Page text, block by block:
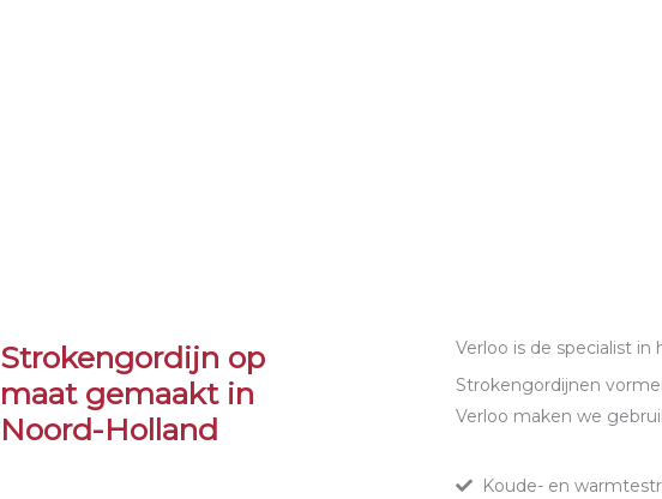
Strokengordijn op
maat gemaakt in
Noord-Holland
Verloo is de specialist
Strokengordijnen
Verloo maken we
Koude- en